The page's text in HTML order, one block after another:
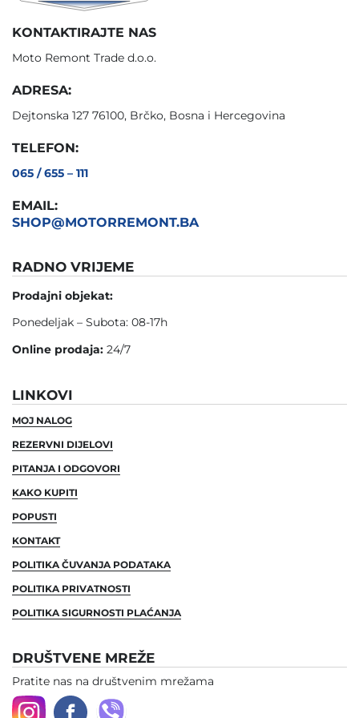
KONTAKTIRAJTE NAS
Moto Remont Trade d.o.o.
ADRESA:
Dejtonska 127 76100, Brčko, Bosna i Hercegovina
TELEFON:
065 / 655 – 111
EMAIL:
SHOP@MOTORREMONT.BA
RADNO VRIJEME
Prodajni objekat:
Ponedeljak – Subota: 08-17h
Online prodaja: 24/7
LINKOVI
MOJ NALOG
REZERVNI DIJELOVI
PITANJA I ODGOVORI
KAKO KUPITI
POPUSTI
KONTAKT
POLITIKA ČUVANJA PODATAKA
POLITIKA PRIVATNOSTI
POLITIKA SIGURNOSTI PLAĆANJA
DRUŠTVENE MREŽE
Pratite nas na društvenim mrežama